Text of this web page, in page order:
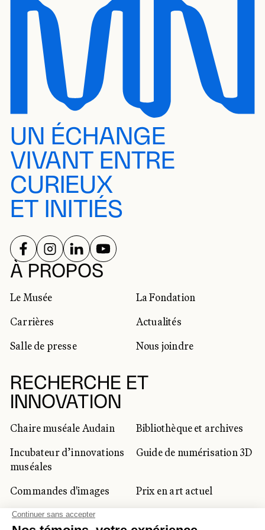
UN ÉCHANGE
VIVANT ENTRE
CURIEUX
ET INITIÉS
À PROPOS
Le Musée
La Fondation
Carrières
Actualités
Salle de presse
Nous joindre
RECHERCHE ET
INNOVATION
Chaire muséale Audain
Bibliothèque et archives
Incubateur d’innovations
muséales
Guide de numérisation 3D
Commandes d'images
Prix en art actuel
Prix Lynne-Cohen
RÉSEAUX SOCIAUX
SUIVEZ-NOUS SUR
SUIVEZ-NOUS SUR
SUIVEZ-NOUS SUR
SUIVEZ-NOUS SUR